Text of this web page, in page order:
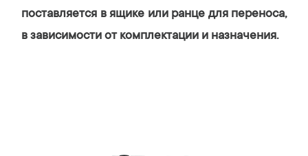
поставляется в ящике или ранце для переноса,
в зависимости от комплектации и назначения.